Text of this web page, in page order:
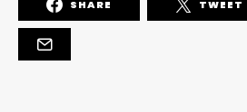
SHARE TWEET